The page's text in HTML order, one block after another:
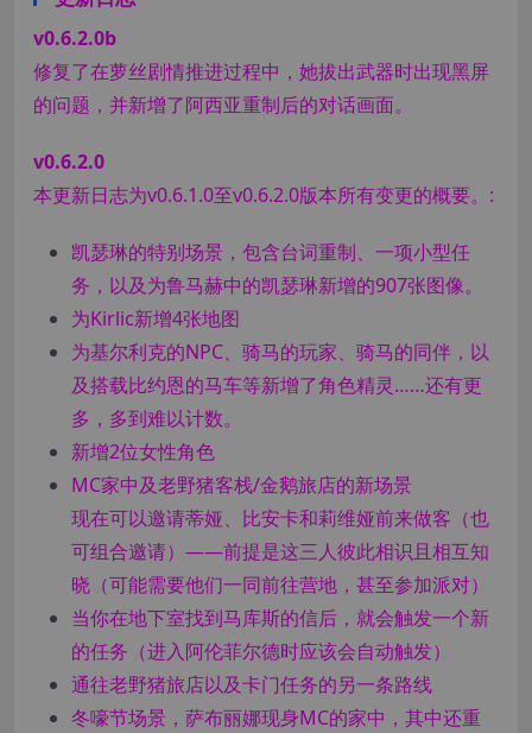
v0.6.2.0b
修复了在萝丝剧情推进过程中，她拔出武器时出现黑屏
的问题，并新增了阿西亚重制后的对话画面。
v0.6.2.0
本更新日志为v0.6.1.0至v0.6.2.0版本所有变更的概要。:
凯瑟琳的特别场景，包含台词重制、一项小型任
务，以及为鲁马赫中的凯瑟琳新增的907张图像。
为Kirlic新增4张地图
为基尔利克的NPC、骑马的玩家、骑马的同伴，以
及搭载比约恩的马车等新增了角色精灵……还有更
多，多到难以计数。
新增2位女性角色
MC家中及老野猪客栈/金鹅旅店的新场景
现在可以邀请蒂娅、比安卡和莉维娅前来做客（也
可组合邀请）——前提是这三人彼此相识且相互知
晓（可能需要他们一同前往营地，甚至参加派对）
当你在地下室找到马库斯的信后，就会触发一个新
的任务（进入阿伦菲尔德时应该会自动触发）
通往老野猪旅店以及卡门任务的另一条路线
冬嚎节场景，萨布丽娜现身MC的家中，其中还重